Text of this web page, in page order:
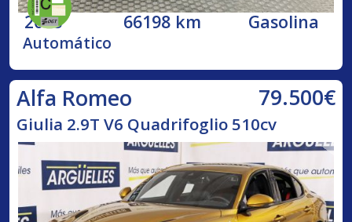
2018 66198 km Gasolina
Automático
Alfa Romeo 79.500€
Giulia 2.9T V6 Quadrifoglio 510cv